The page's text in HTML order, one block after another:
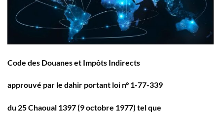
Code des Douanes et Impôts Indirects
approuvé par le dahir portant loi n° 1-77-339
du 25 Chaoual 1397 (9 octobre 1977) tel que